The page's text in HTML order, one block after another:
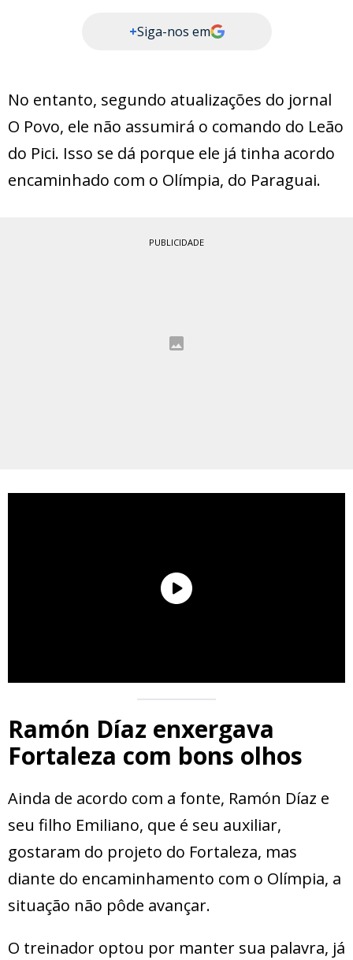
+Siga-nos em
No entanto, segundo atualizações do jornal
O Povo, ele não assumirá o comando do Leão
do Pici. Isso se dá porque ele já tinha acordo
encaminhado com o Olímpia, do Paraguai.
PUBLICIDADE
Ramón Díaz enxergava
Fortaleza com bons olhos
Ainda de acordo com a fonte, Ramón Díaz e
seu filho Emiliano, que é seu auxiliar,
gostaram do projeto do Fortaleza, mas
diante do encaminhamento com o Olímpia, a
situação não pôde avançar.
O treinador optou por manter sua palavra, já